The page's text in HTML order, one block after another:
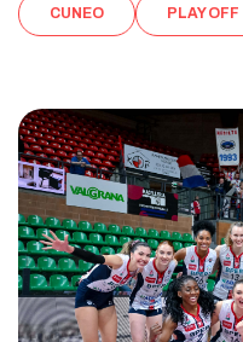
CUNEO PLAY OFF